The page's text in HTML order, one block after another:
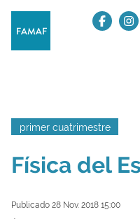
primer cuatrimestre
Física del
Publicado 28 Nov. 2018 15:00